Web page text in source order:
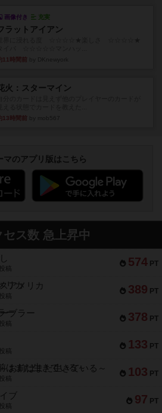
画像付き 充実
ラットアイアン
11時間前
火：スターマイン
13時間前
マのアプリ版はこちら
セス数 急上昇中
574 PT
稿
389 PT
アメリカ
稿
378 PT
ブラー
稿
133 PT
稿
103 PT
お前はまだ生きている～
稿
97 PT
ブ
稿